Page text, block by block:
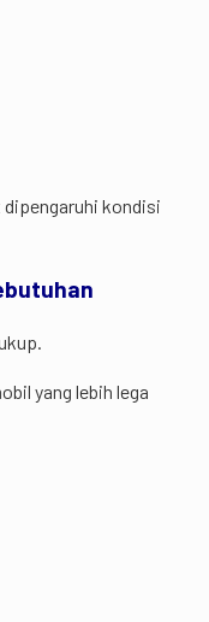
dipengaruhi kondisi
yang lebih lega